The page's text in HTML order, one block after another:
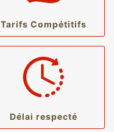
Tarifs Compétitifs
Délai respecté